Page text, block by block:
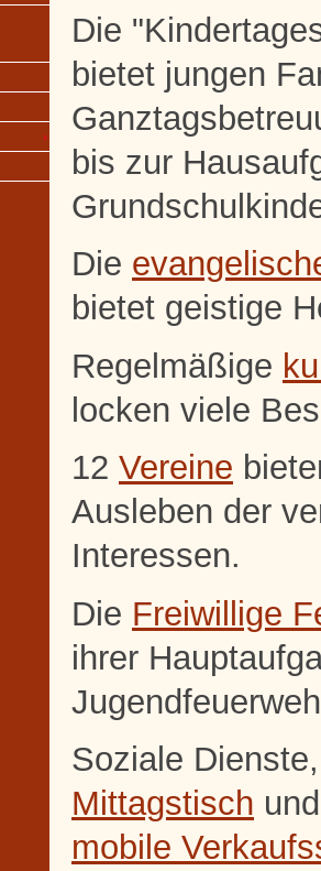
Die
bietet jungen
bis zur
Die
bietet geistige
Regelmäßige
locken viele
12 Vereine
Ausleben der
Interessen.
Die Freiwillige
ihrer
Soziale
Mittagstisch
mobile